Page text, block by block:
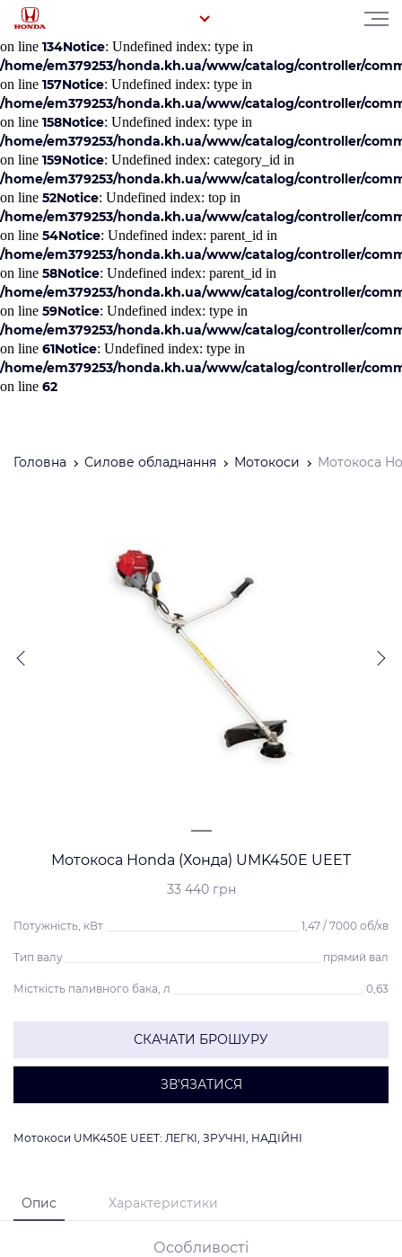
Notice
/home/em379253/honda.kh.ua/www/catalog/controller/
on line 134Notice: Undefined index: type in
/home/em379253/honda.kh.ua/www/catalog/controller/
on line 157Notice: Undefined index: type in
/home/em379253/honda.kh.ua/www/catalog/controller/
on line 158Notice: Undefined index: type in
/home/em379253/honda.kh.ua/www/catalog/controller/
on line 159Notice: Undefined index: category_id in
/home/em379253/honda.kh.ua/www/catalog/controller/
on line 52Notice: Undefined index: top in
/home/em379253/honda.kh.ua/www/catalog/controller/
on line 54Notice: Undefined index: parent_id in
/home/em379253/honda.kh.ua/www/catalog/controller/
on line 58Notice: Undefined index: parent_id in
/home/em379253/honda.kh.ua/www/catalog/controller/
on line 59Notice: Undefined index: type in
/home/em379253/honda.kh.ua/www/catalog/controller/
on line 61Notice: Undefined index: type in
/home/em379253/honda.kh.ua/www/catalog/controller/
on line 62
Головна Силове обладнання Мотокоси Мотокоса
Мотокоса Honda (Хонда) UMK450E UEET
33 440 грн
Потужність, кВт 1,47 / 7000 об/хв
Тип валу прямий вал
Місткість паливного бака, л 0,63
СКАЧАТИ БРОШУРУ
ЗВ'ЯЗАТИСЯ
Мотокоси UMK450E UEET: ЛЕГКІ, ЗРУЧНІ, НАДІЙНІ
Опис Характеристики
Особливості